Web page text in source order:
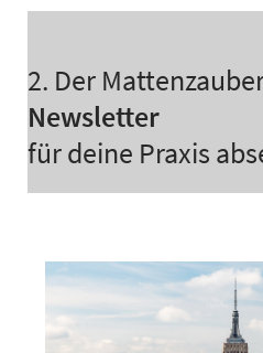
2. Der
Newsletter
für deine Praxis